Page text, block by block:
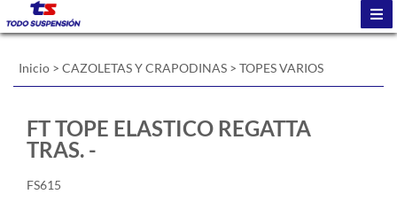
Inicio > CAZOLETAS Y CRAPODINAS > TOPES VARIOS
FT TOPE ELASTICO REGATTA
TRAS. -
FS615